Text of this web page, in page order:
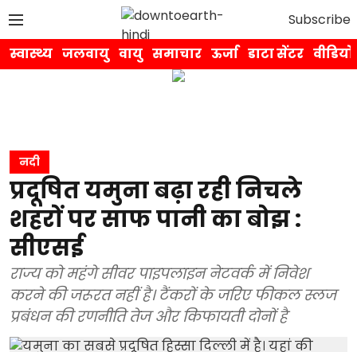
Subscribe
स्वास्थ्य जलवायु वायु समाचार ऊर्जा डाटा सेंटर वीडियो
नदी
प्रदूषित यमुना बढ़ा रही निचले
शहरों पर साफ पानी का बोझ :
सीएसई
राज्य को महंगे सीवर पाइपलाइन नेटवर्क में निवेश
करने की जरूरत नहीं है। टैंकरों के जरिए फीकल स्लज
प्रबंधन की रणनीति तेज और किफायती दोनों है